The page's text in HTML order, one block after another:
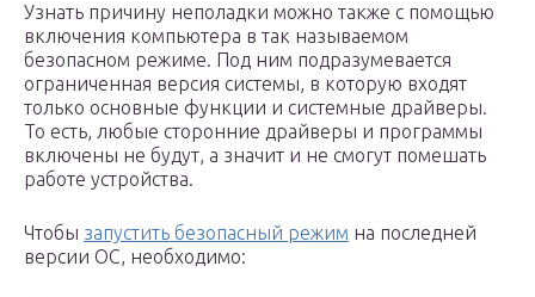
Узнать причину неполадки можно также с помощью
включения компьютера в так называемом
безопасном режиме. Под ним подразумевается
ограниченная версия системы, в которую входят
только основные функции и системные драйверы.
То есть, любые сторонние драйверы и программы
включены не будут, а значит и не смогут помешать
работе устройства.
Чтобы запустить безопасный режим на последней
версии ОС, необходимо: